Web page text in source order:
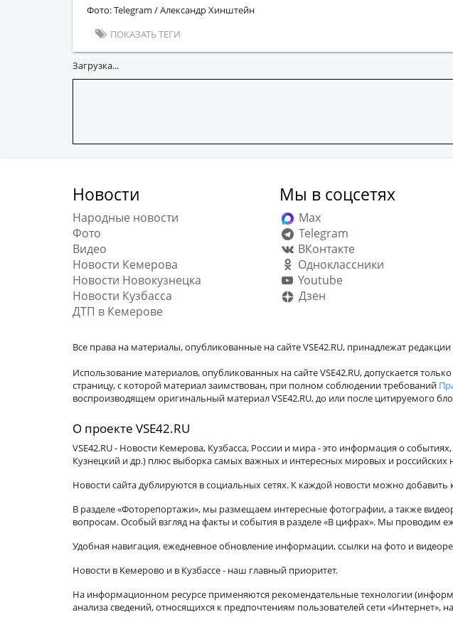
Фото: Telegram / Александр Хинштейн
ПОКАЗАТЬ ТЕГИ
Загрузка...
Новости
Народные новости
Фото
Видео
Новости Кемерова
Новости Новокузнецка
Новости Кузбасса
ДТП в Кемерове
Мы в соцсетях
Max
Telegram
ВКонтакте
Одноклассники
Youtube
Дзен
Все права на материалы, опубликованные на сайте VSE42.RU, принадлежат
Использование материалов, опубликованных на сайте VSE42.RU, допускается
страницу, с которой материал заимствован, при полном соблюдении требований
воспроизводящем оригинальный материал VSE42.RU, до или после цитируемого
О проекте VSE42.RU
VSE42.RU - Новости Кемерова, Кузбасса, России и мира - это информация о
Кузнецкий и др.) плюс выборка самых важных и интересных мировых и российских
Новости сайта дублируются в социальных сетях. К каждой новости можно
В разделе «Фоторепортажи», мы размещаем интересные фотографии, а также
вопросам. Особый взгляд на факты и события в разделе «В цифрах». Мы проводим
Удобная навигация, ежедневное обновление информации, ссылки на фото и
Новости в Кемерово и в Кузбассе - наш главный приоритет.
На информационном ресурсе применяются рекомендательные технологии
анализа сведений, относящихся к предпочтениям пользователей сети «Интернет»,